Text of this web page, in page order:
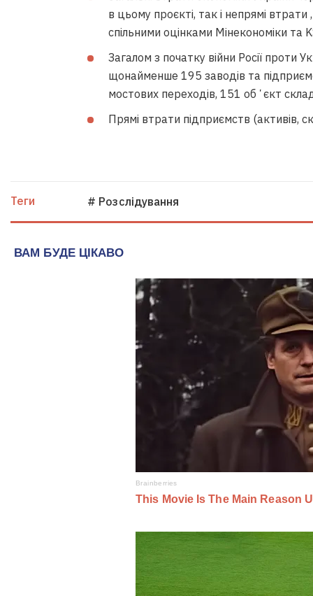
в цьому проєкті, так і непрямі втрати
спільними оцінками Мінекономіки та
Загалом з початку війни Росії проти
щонайменше 195 заводів та
мостових переходів, 151 обʼєкт
Прямі втрати підприємств (активів,
Теги # Розслідування